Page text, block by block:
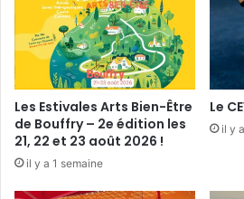
r
m
è
r
h
e
Les Estivales Arts Bien-Être
de Bouffry – 2e édition les
21, 22 et 23 août 2026 !
il y a 1 semaine
Le
il y